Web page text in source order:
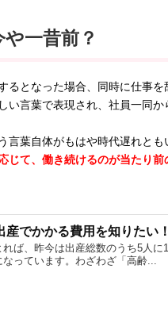
や一昔前？
るとなった場合、同時に仕事を
い言葉で表現され、社員一同
言葉自体がもはや時代遅れとも
じて、働き続けるのが当たり前
でかかる費用を知りたい！
ば、昨今は出産総数のうち5人に
っています。わざわざ「高齢...